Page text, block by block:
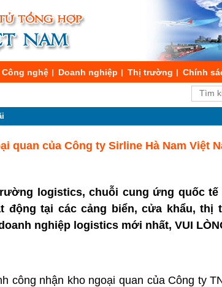
Công nghệ Doanh nghiệp Thị trường Chính
quan của Công ty Sirline Hà Nam Việt
logistics, chuỗi cung ứng quốc
động tại các cảng biển, cửa khẩu, thị
nghiệp logistics mới nhất, VUI
công nhận kho ngoại quan của Công ty